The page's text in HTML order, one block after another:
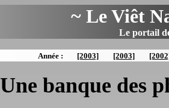
~ Le Viêt
Le portail
Année : [2003] [2003]
Une banque des